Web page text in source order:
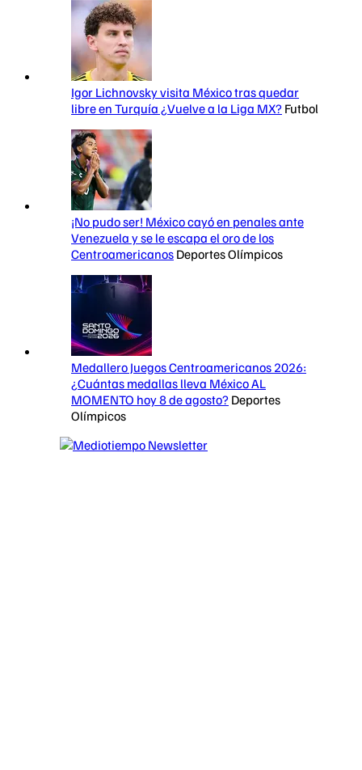
Igor Lichnovsky visita México tras quedar
libre en Turquía ¿Vuelve a la Liga MX? Futbol
¡No pudo ser! México cayó en penales ante
Venezuela y se le escapa el oro de los
Centroamericanos Deportes Olímpicos
Medallero Juegos Centroamericanos 2026:
¿Cuántas medallas lleva México AL
MOMENTO hoy 8 de agosto? Deportes
Olímpicos